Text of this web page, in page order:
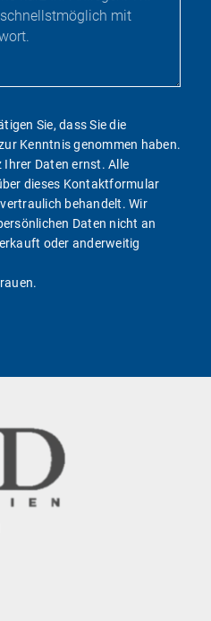
Sie, dass Sie die
Kenntnis genommen haben.
Ihrer Daten ernst. Alle
dieses Kontaktformular
behandelt. Wir
Daten nicht an
oder anderweitig